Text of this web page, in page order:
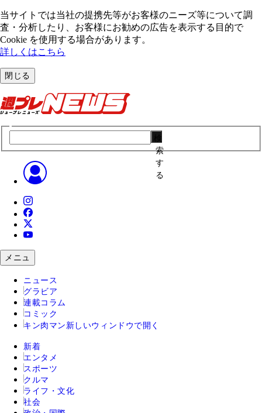
当サイトでは当社の提携先等がお客様のニーズ等について調
査・分析したり、お客様にお勧めの広告を表⽰する⽬的で
Cookie を使⽤する場合があります。
詳しくはこちら
閉じる
索
す
る
メニュ
ニュース
グラビア
連載コラム
コミック
キン肉マン 新しいウィンドウで開く
新着
エンタメ
スポーツ
クルマ
ライフ・文化
社会